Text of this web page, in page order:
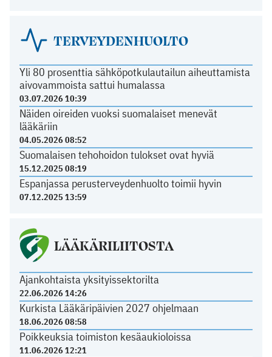
TERVEYDENHUOLTO
Yli 80 prosenttia sähköpotkulautailun aiheuttamista
aivovammoista sattui humalassa
03.07.2026 10:39
Näiden oireiden vuoksi suomalaiset menevät
lääkäriin
04.05.2026 08:52
Suomalaisen tehohoidon tulokset ovat hyviä
15.12.2025 08:19
Espanjassa perusterveydenhuolto toimii hyvin
07.12.2025 13:59
LÄÄKÄRILIITOSTA
Ajankohtaista yksityissektorilta
22.06.2026 14:26
Kurkista Lääkäripäivien 2027 ohjelmaan
18.06.2026 08:58
Poikkeuksia toimiston kesäaukioloissa
11.06.2026 12:21